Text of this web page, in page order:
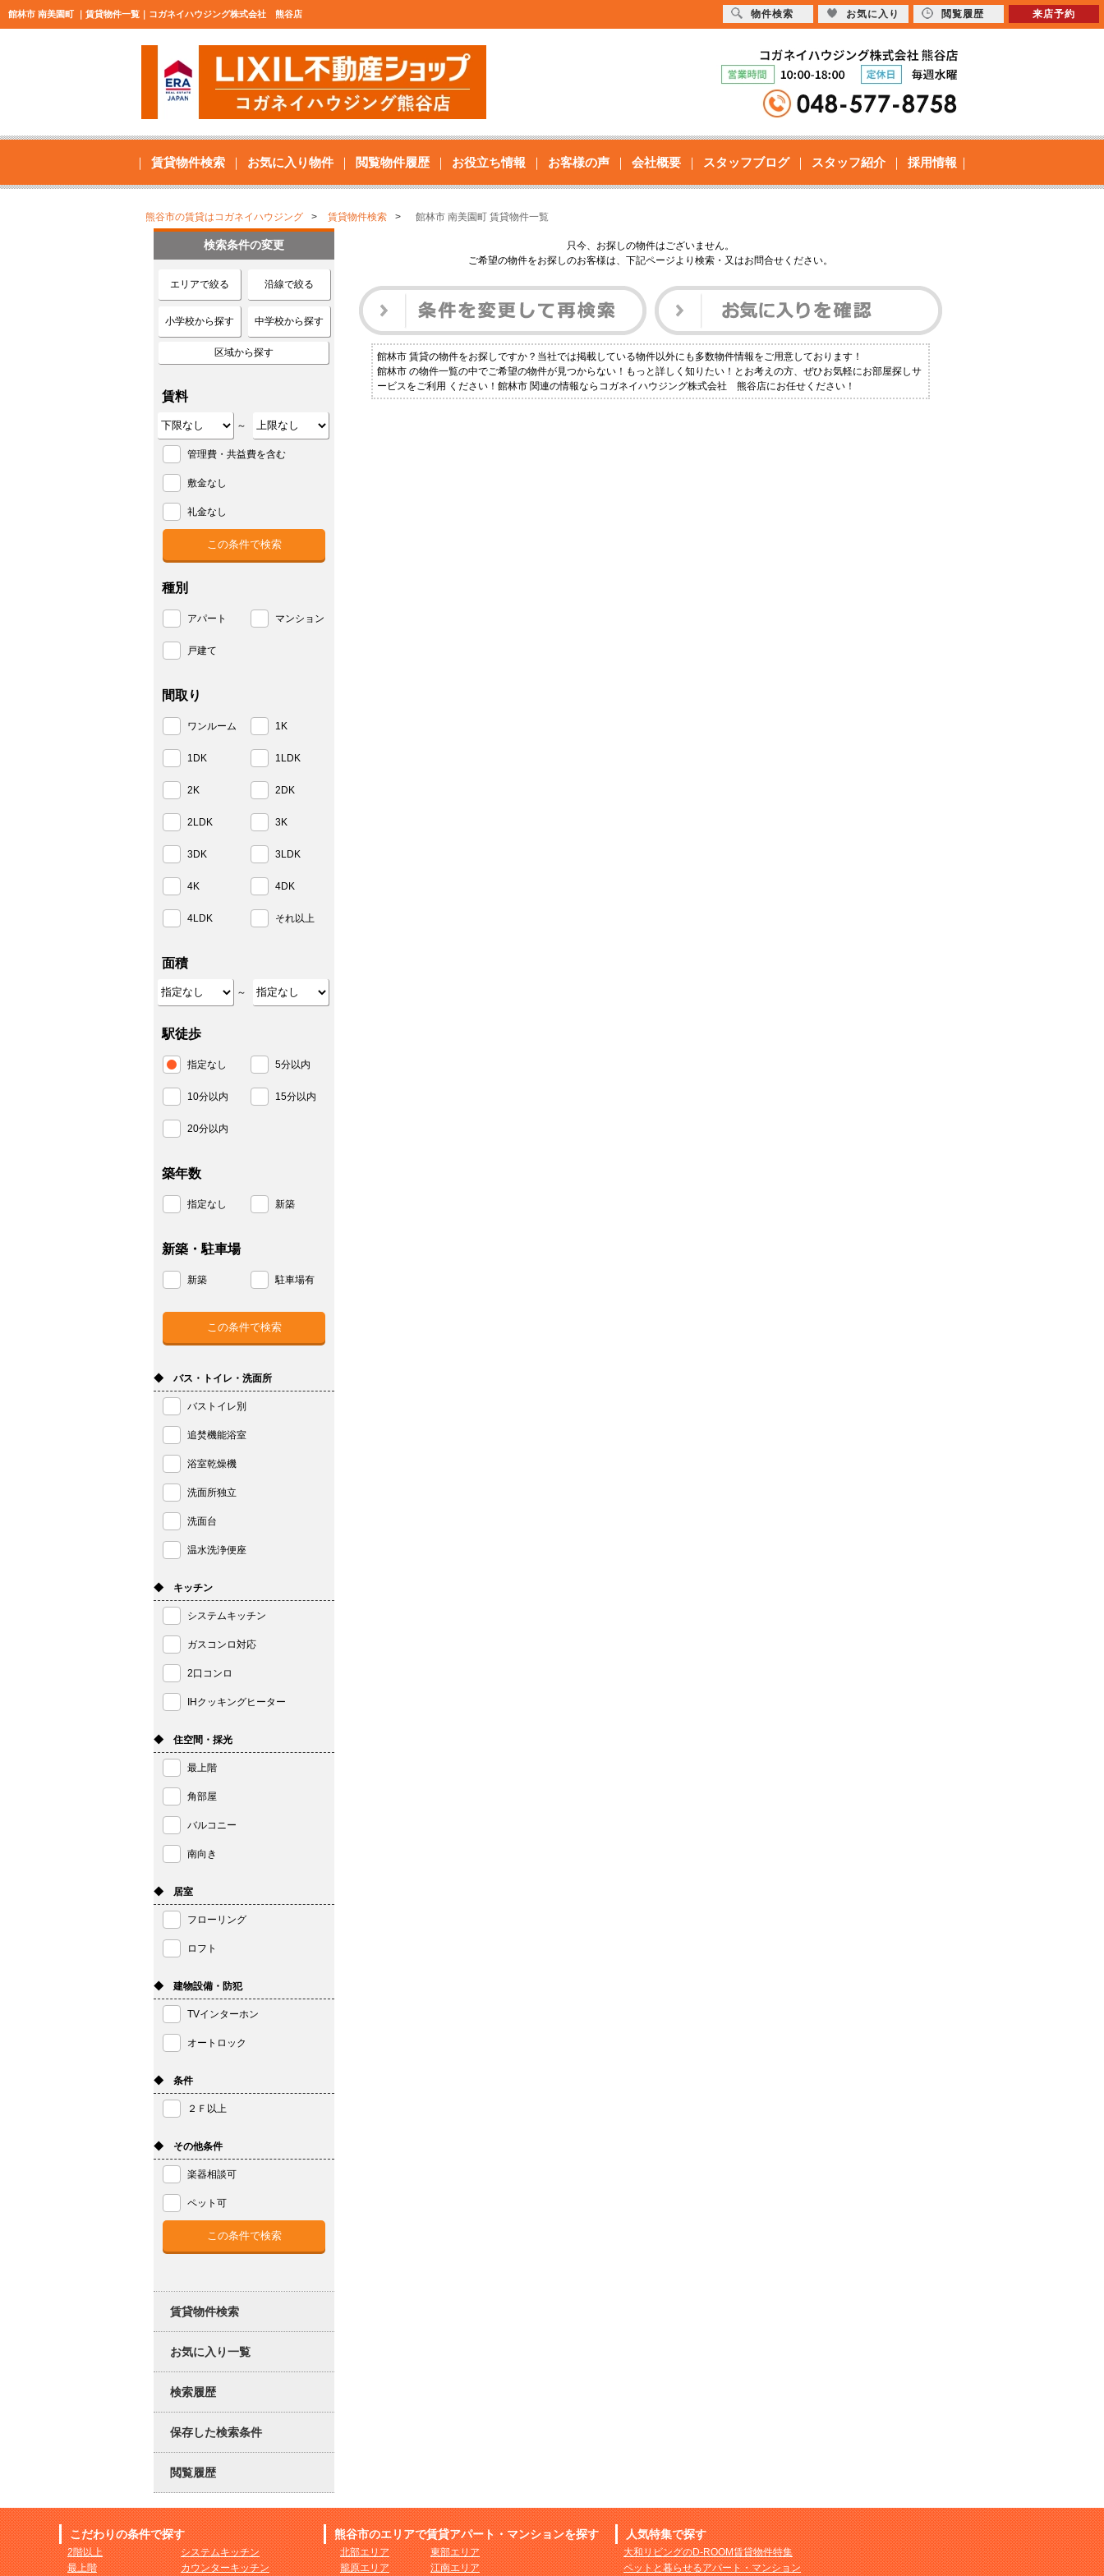
館林市 南美園町 ｜賃貸物件一覧｜コガネイハウジング株式会社 熊谷店
賃貸物件検索 お気に入り物件 閲覧物件履歴 お役立ち情報 お客様の声 会社概要 スタッフブログ スタッフ紹介 採用情報
熊谷市の賃貸はコガネイハウジング 賃貸物件検索 館林市 南美園町 賃貸物件一覧
只今、お探しの物件はございません。
ご希望の物件をお探しのお客様は、下記ページより検索・又はお問合せください。
館林市 賃貸の物件をお探しですか？当社では掲載している物件以外にも多数物件情報をご用意しております！
館林市 の物件一覧の中でご希望の物件が見つからない！もっと詳しく知りたい！とお考えの方、ぜひお気軽にお部屋探しサ
ービスをご利用 ください！館林市 関連の情報ならコガネイハウジング株式会社 熊谷店にお任せください！
検索条件の変更
エリアで絞る 沿線で絞る
小学校から探す 中学校から探す
区域から探す
賃料
～
管理費・共益費を含む
敷金なし
礼金なし
種別
アパート マンション
戸建て
間取り
ワンルーム 1K
1DK 1LDK
2K 2DK
2LDK 3K
3DK 3LDK
4K 4DK
4LDK それ以上
面積
～
駅徒歩
指定なし 5分以内
10分以内 15分以内
20分以内
築年数
指定なし 新築
新築・駐車場
新築 駐車場有
◆ バス・トイレ・洗面所
バストイレ別
追焚機能浴室
浴室乾燥機
洗面所独立
洗面台
温水洗浄便座
◆ キッチン
システムキッチン
ガスコンロ対応
2口コンロ
IHクッキングヒーター
◆ 住空間・採光
最上階
角部屋
バルコニー
南向き
◆ 居室
フローリング
ロフト
◆ 建物設備・防犯
TVインターホン
オートロック
◆ 条件
２Ｆ以上
◆ その他条件
楽器相談可
ペット可
賃貸物件検索
お気に入り一覧
検索履歴
保存した検索条件
閲覧履歴
こだわりの条件で探す
2階以上
最上階
システムキッチン
カウンターキッチン
熊谷市のエリアで賃貸アパート・マンションを探す
北部エリア
籠原エリア
東部エリア
江南エリア
人気特集で探す
大和リビングのD-ROOM賃貸物件特集
ペットと暮らせるアパート・マンション
物件検索 お気に入り 閲覧履歴 来店予約